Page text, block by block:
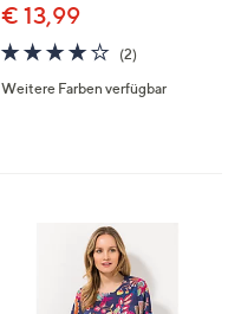
€ 13,99
4.0
von
5
(2)2
Weitere Farben verfügbar